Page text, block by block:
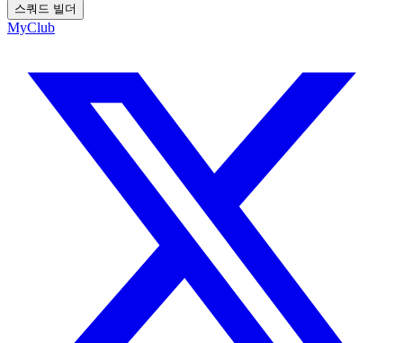
스쿼드 빌더
MyClub